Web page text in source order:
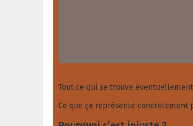
Tout ce qui se trouve
Ce que ça représente